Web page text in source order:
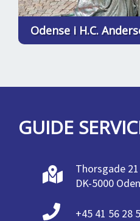
Odense i H.C.
GUIDE
Thorsgade 21
DK-5000
+45 41 56 28